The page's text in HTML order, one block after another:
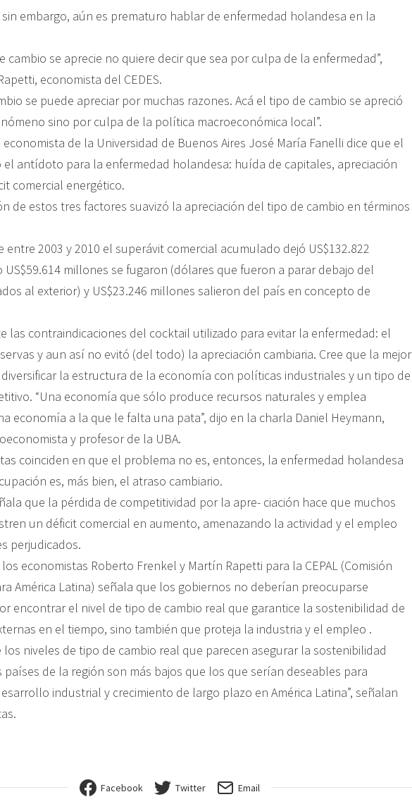
sin embargo, aún es prematuro hablar de enfermedad holandesa en la
cambio se aprecie no quiere decir que sea por culpa de la enfermedad”,
economista del CEDES.
se puede apreciar por muchas razones. Acá el tipo de cambio se apreció
sino por culpa de la política macroeconómica local”.
de la Universidad de Buenos Aires José María Fanelli dice que el
antídoto para la enfermedad holandesa: huída de capitales, apreciación
comercial energético.
de estos tres factores suavizó la apreciación del tipo de cambio en términos
entre 2003 y 2010 el superávit comercial acumulado dejó US$132.822
US$59.614 millones se fugaron (dólares que fueron a parar debajo del
al exterior) y US$23.246 millones salieron del país en concepto de
las contraindicaciones del cocktail utilizado para evitar la enfermedad: el
y aun así no evitó (del todo) la apreciación cambiaria. Cree que la mejor
la estructura de la economía con políticas industriales y un tipo de
“Una economía que sólo produce recursos naturales y emplea
economía a la que le falta una pata”, dijo en la charla Daniel Heymann,
y profesor de la UBA.
coinciden en que el problema no es, entonces, la enfermedad holandesa
es, más bien, el atraso cambiario.
que la pérdida de competitividad por la apre- ciación hace que muchos
un déficit comercial en aumento, amenazando la actividad y el empleo
perjudicados.
economistas Roberto Frenkel y Martín Rapetti para la CEPAL (Comisión
América Latina) señala que los gobiernos no deberían preocuparse
encontrar el nivel de tipo de cambio real que garantice la sostenibilidad de
en el tiempo, sino también que proteja la industria y el empleo .
los niveles de tipo de cambio real que parecen asegurar la sostenibilidad
países de la región son más bajos que los que serían deseables para
industrial y crecimiento de largo plazo en América Latina”, señalan
Facebook Twitter Email